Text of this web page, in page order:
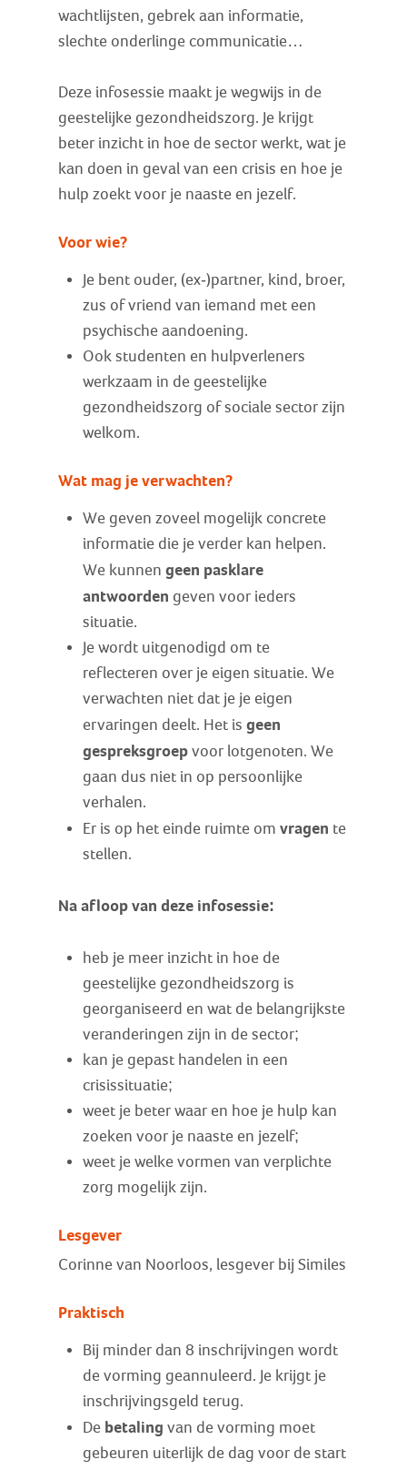
wachtlijsten, gebrek aan informatie,
slechte onderlinge communicatie…
Deze infosessie maakt je wegwijs in de
geestelijke gezondheidszorg. Je krijgt
beter inzicht in hoe de sector werkt, wat je
kan doen in geval van een crisis en hoe je
hulp zoekt voor je naaste en jezelf.
Voor wie?
Je bent ouder, (ex-)partner, kind, broer,
zus of vriend van iemand met een
psychische aandoening.
Ook studenten en hulpverleners
werkzaam in de geestelijke
gezondheidszorg of sociale sector zijn
welkom.
Wat mag je verwachten?
We geven zoveel mogelijk concrete
informatie die je verder kan helpen.
We kunnengeen pasklare
antwoorden geven voor ieders
situatie.
Je wordt uitgenodigd om te
reflecteren over je eigen situatie. We
verwachten niet dat je je eigen
ervaringen deelt. Het isgeen
gespreksgroep voor lotgenoten. We
gaan dus niet in op persoonlijke
verhalen.
Er is op het einde ruimte omvragen te
stellen.
Na afloop van deze infosessie:
heb je meer inzicht in hoe de
geestelijke gezondheidszorg is
georganiseerd en wat de belangrijkste
veranderingen zijn in de sector;
kan je gepast handelen in een
crisissituatie;
weet je beter waar en hoe je hulp kan
zoeken voor je naaste en jezelf;
weet je welke vormen van verplichte
zorg mogelijk zijn.
Lesgever
Corinne van Noorloos, lesgever bij Similes
Praktisch
Bij minder dan 8 inschrijvingen wordt
de vorming geannuleerd. Je krijgt je
inschrijvingsgeld terug.
De betaling van de vorming moet
gebeuren uiterlijk de dag voor de start